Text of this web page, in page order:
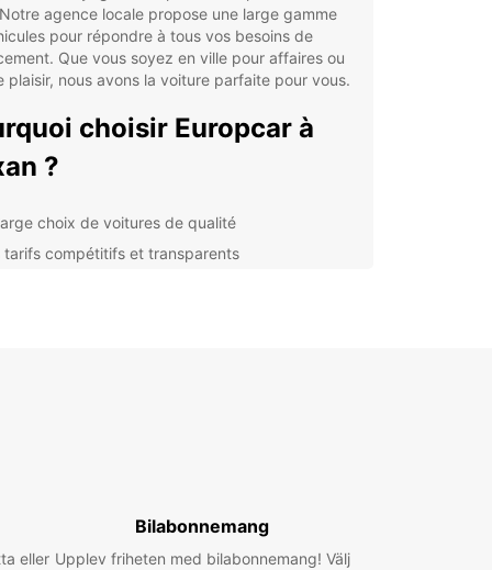
agence locale propose une large gamme
pour répondre à tous vos besoins de
Que vous soyez en ville pour affaires ou
plaisir, nous avons la voiture parfaite pour vous.
choisir Europcar à
?
choix de voitures de qualité
tarifs compétitifs et transparents
locales en toute liberté. Profitez de la
et de la commodité qu'offre la location de
pour optimiser votre séjour.
eller
Bilabonnemang
Upplev friheten med bilabonnemang! Välj